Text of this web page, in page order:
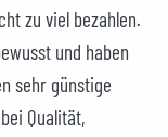
zu viel bezahlen.
und haben
sehr günstige
Qualität,